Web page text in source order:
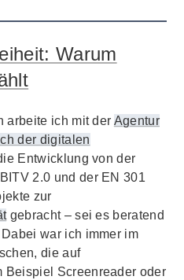
Warum
arbeite ich mit der Agentur
der digitalen
Entwicklung von der
2.0 und der EN 301
zur
gebracht – sei es beratend
war ich immer im
die auf
Beispiel Screenreader oder